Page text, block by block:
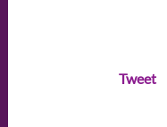
Tweet